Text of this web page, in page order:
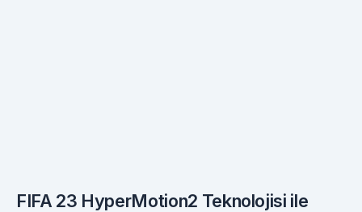
FIFA 23 HyperMotion2 Teknolojisi ile